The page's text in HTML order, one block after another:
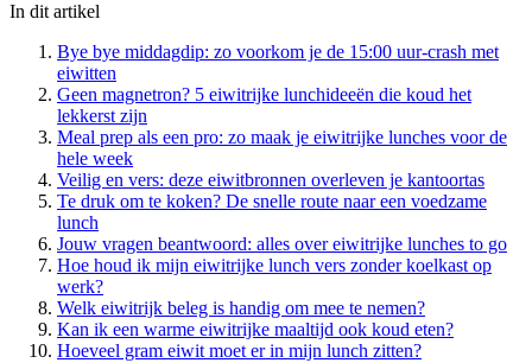
In dit artikel
Bye bye middagdip: zo voorkom je de 15:00 uur-crash met
eiwitten
Geen magnetron? 5 eiwitrijke lunchideeën die koud het
lekkerst zijn
Meal prep als een pro: zo maak je eiwitrijke lunches voor de
hele week
Veilig en vers: deze eiwitbronnen overleven je kantoortas
Te druk om te koken? De snelle route naar een voedzame
lunch
Jouw vragen beantwoord: alles over eiwitrijke lunches to go
Hoe houd ik mijn eiwitrijke lunch vers zonder koelkast op
werk?
Welk eiwitrijk beleg is handig om mee te nemen?
Kan ik een warme eiwitrijke maaltijd ook koud eten?
Hoeveel gram eiwit moet er in mijn lunch zitten?